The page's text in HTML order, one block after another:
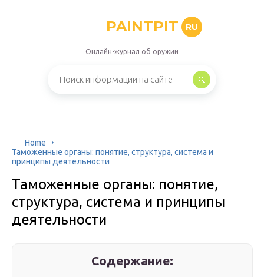
PAINTPIT RU
Онлайн-журнал об оружии
Home
Таможенные органы: понятие, структура, система и
принципы деятельности
Таможенные органы: понятие,
структура, система и принципы
деятельности
Содержание: